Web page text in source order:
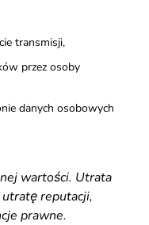
transmisji,
przez osoby
danych osobowych
wartości. Utrata
reputacji,
prawne.